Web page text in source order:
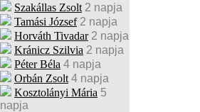
Szakállas Zsolt 2 napja
Tamási József 2 napja
Horváth Tivadar 2 napja
Kránicz Szilvia 2 napja
Péter Béla 4 napja
Orbán Zsolt 4 napja
Kosztolányi Mária 5
napja